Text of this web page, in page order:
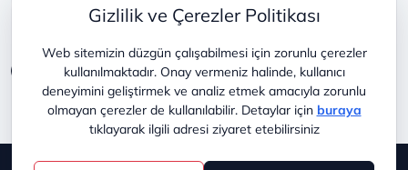
Gizlilik ve Çerezler Politikası
Web sitemizin düzgün çalışabilmesi için zorunlu çerezler
kullanılmaktadır. Onay vermeniz halinde, kullanıcı
deneyimini geliştirmek ve analiz etmek amacıyla zorunlu
olmayan çerezler de kullanılabilir. Detaylar için buraya
tıklayarak ilgili adresi ziyaret etebilirsiniz
Tüm öneri ve şikayetleriniz için